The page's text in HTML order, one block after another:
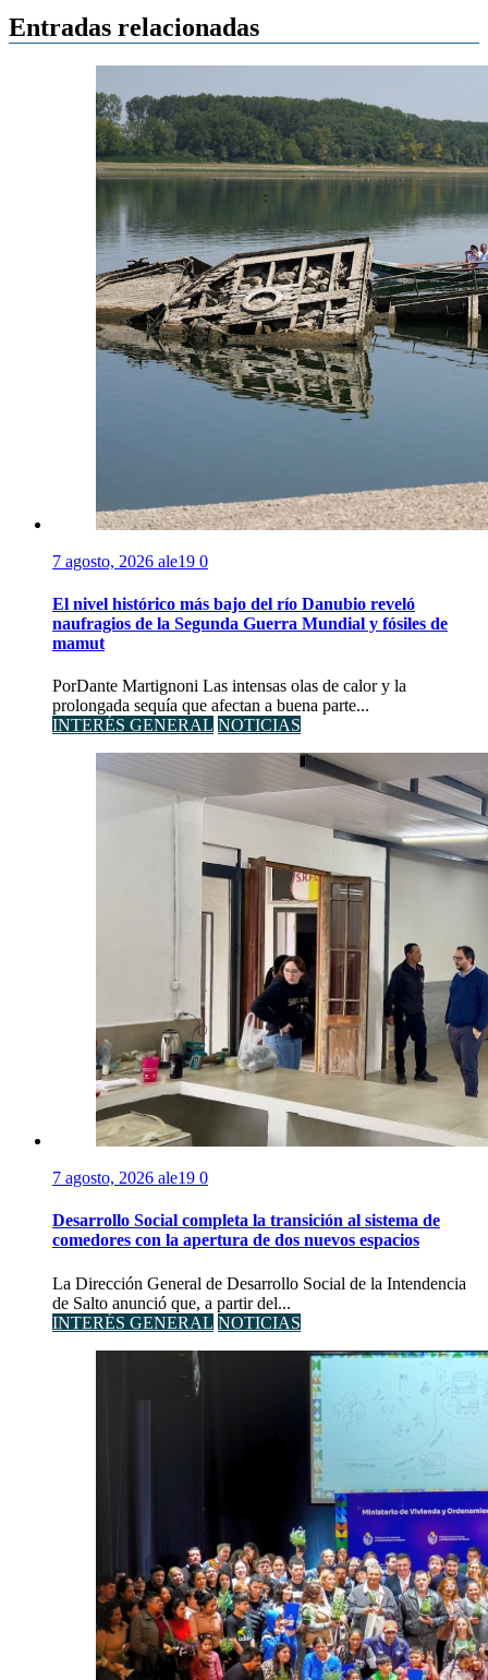
Entradas relacionadas
7 agosto, 2026 ale19 0
El nivel histórico más bajo del río Danubio reveló
naufragios de la Segunda Guerra Mundial y fósiles de
mamut
PorDante Martignoni Las intensas olas de calor y la
prolongada sequía que afectan a buena parte...
INTERÉS GENERAL NOTICIAS
7 agosto, 2026 ale19 0
Desarrollo Social completa la transición al sistema de
comedores con la apertura de dos nuevos espacios
La Dirección General de Desarrollo Social de la Intendencia
de Salto anunció que, a partir del...
INTERÉS GENERAL NOTICIAS